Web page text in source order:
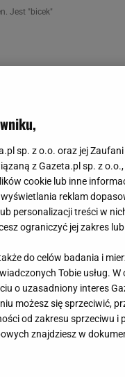
Jest "bicek"
sp. z o.o. oraz jej
z Gazeta.pl sp. z
cookie lub inne
reklam
personalizacji treści w
ograniczyć jej zakres
do celów badania i
Tobie usług.
o uzasadniony interes
możesz się sprzeciwić,
od zakresu sprzeciwu i
znajdziesz w